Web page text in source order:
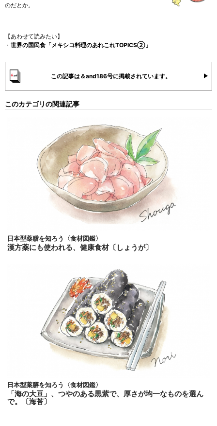
のだとか。
【あわせて読みたい】
・ 世界の国民食「メキシコ料理のあれこれTOPICS②」
この記事は＆and186号に掲載されています。
このカテゴリの関連記事
日本型薬膳を知ろう〈食材図鑑〉
漢方薬にも使われる、健康食材〔しょうが〕
日本型薬膳を知ろう〈食材図鑑〉
「海の大豆」、つやのある黒紫で、厚さが均一なものを選ん
で。〔海苔〕